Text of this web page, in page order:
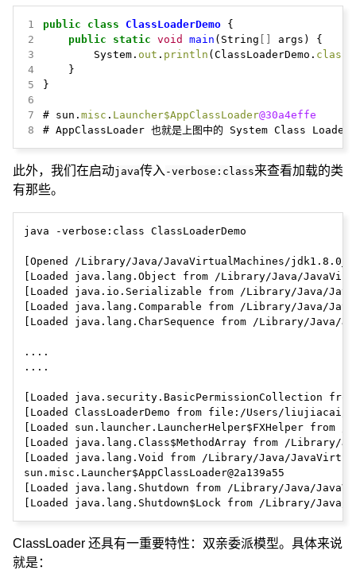
1 public class ClassLoaderDemo
{
2
public static void main (String args)
{
3
System. out . println (ClassLoaderDemo. class
4
}
5
}
6
7
# sun. misc . Launcher$AppClassLoader@30a4effe
8
# AppClassLoader 也就是上图中的 System Class Loader
此外，我们在启动java传入 -verbose:class来查看加载的类
有那些。
java -verbose:class ClassLoaderDemo
[Opened /Library/Java/JavaVirtualMachines/
[Loaded java.lang.Object from /Library/Java/
[Loaded java.io.Serializable from /Library/Java/
[Loaded java.lang.Comparable from /Library/Java/
[Loaded java.lang.CharSequence from /Library/
....
....
[Loaded java.security.BasicPermissionCollection
[Loaded ClassLoaderDemo from file:/Users/
[Loaded sun.launcher.LauncherHelper$FXHelper
[Loaded java.lang.Class$MethodArray from /
[Loaded java.lang.Void from /Library/Java/
sun.misc.Launcher$AppClassLoader@2a139a55
[Loaded java.lang.Shutdown from /Library/Java/
ClassLoader 还具有一重要特性：双亲委派模型。具体来说
就是：